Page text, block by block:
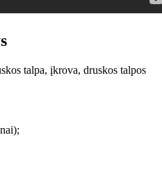
talpa, įkrova, druskos talpos